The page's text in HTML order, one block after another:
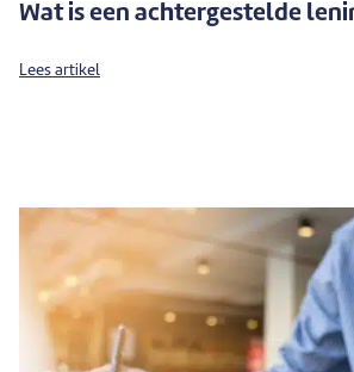
Wat is een achtergestelde
Lees artikel